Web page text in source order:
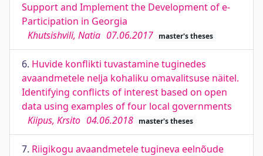
Support and Implement the Development of e-
Participation in Georgia
Khutsishvili, Natia 07.06.2017 master's theses
6. Huvide konflikti tuvastamine tuginedes
avaandmetele nelja kohaliku omavalitsuse näitel.
Identifying conflicts of interest based on open
data using examples of four local governments
Kiipus, Krsito 04.06.2018 master's theses
7. Riigikogu avaandmetele tugineva eelnõude